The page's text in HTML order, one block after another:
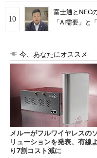
富士通とNEC
「AI需要」と
今、あなたにオススメ
メルーがフルワイヤレスの
リューションを発表、有線よ
り7割コスト減に